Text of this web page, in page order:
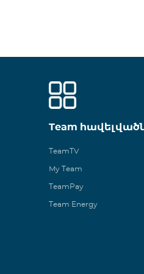
Team
TeamTV
My Team
TeamPay
Team Energy